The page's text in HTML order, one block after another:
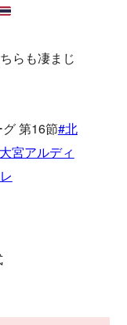
らも凄まじ
第16節#北
宮アルディ